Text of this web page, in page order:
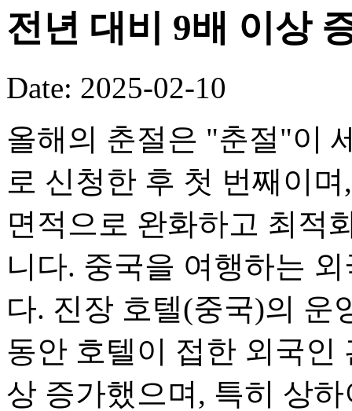
전년 대비 9배 이상
Date: 2025-02-10
올해의 춘절은 "춘절"이
로 신청한 후 첫 번째이
면적으로 완화하고 최적
니다. 중국을 여행하는
다. 진장 호텔(중국)의 운
동안 호텔이 접한 외국인
상 증가했으며, 특히 상